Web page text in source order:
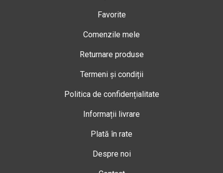
Favorite
Comenzile mele
Returnare produse
Termeni și condiții
Politica de confidențialitate
Informații livrare
Plată în rate
Despre noi